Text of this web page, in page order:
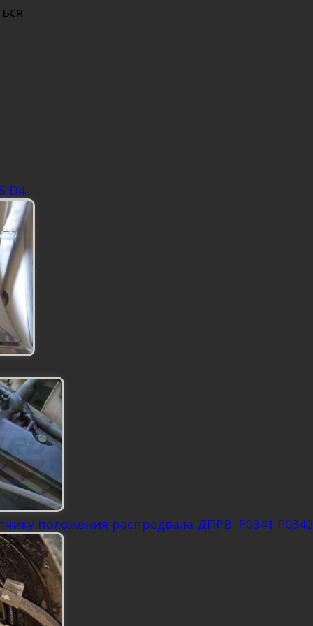
D4
положения распредвала ДПРВ. P0341 P0342